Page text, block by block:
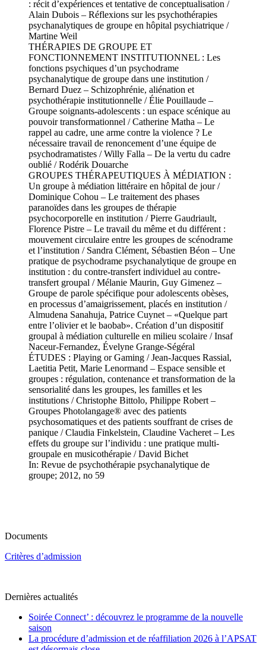
: récit d’expériences et tentative de conceptualisation /
Alain Dubois – Réflexions sur les psychothérapies
psychanalytiques de groupe en hôpital psychiatrique /
Martine Weil
THÉRAPIES DE GROUPE ET
FONCTIONNEMENT INSTITUTIONNEL : Les
fonctions psychiques d’un psychodrame
psychanalytique de groupe dans une institution /
Bernard Duez – Schizophrénie, aliénation et
psychothérapie institutionnelle / Élie Pouillaude –
Groupe soignants-adolescents : un espace scénique au
pouvoir transformationnel / Catherine Matha – Le
rappel au cadre, une arme contre la violence ? Le
nécessaire travail de renoncement d’une équipe de
psychodramatistes / Willy Falla – De la vertu du cadre
oublié / Rodérik Douarche
GROUPES THÉRAPEUTIQUES À MÉDIATION :
Un groupe à médiation littéraire en hôpital de jour /
Dominique Cohou – Le traitement des phases
paranoïdes dans les groupes de thérapie
psychocorporelle en institution / Pierre Gaudriault,
Florence Pistre – Le travail du même et du différent :
mouvement circulaire entre les groupes de scénodrame
et l’institution / Sandra Clément, Sébastien Béon – Une
pratique de psychodrame psychanalytique de groupe en
institution : du contre-transfert individuel au contre-
transfert groupal / Mélanie Maurin, Guy Gimenez –
Groupe de parole spécifique pour adolescents obèses,
en processus d’amaigrissement, placés en institution /
Almudena Sanahuja, Patrice Cuynet – «Quelque part
entre l’olivier et le baobab». Création d’un dispositif
groupal à médiation culturelle en milieu scolaire / Insaf
Naceur-Fernandez, Évelyne Grange-Ségéral
ÉTUDES : Playing or Gaming / Jean-Jacques Rassial,
Laetitia Petit, Marie Lenormand – Espace sensible et
groupes : régulation, contenance et transformation de la
sensorialité dans les groupes, les familles et les
institutions / Christophe Bittolo, Philippe Robert –
Groupes Photolangage® avec des patients
psychosomatiques et des patients souffrant de crises de
panique / Claudia Finkelstein, Claudine Vacheret – Les
effets du groupe sur l’individu : une pratique multi-
groupale en musicothérapie / David Bichet
In: Revue de psychothérapie psychanalytique de
groupe; 2012, no 59
Documents
Critères d’admission
Dernières actualités
Soirée Connect’ : découvrez le programme de la nouvelle
saison
La procédure d’admission et de réaffiliation 2026 à l’APSAT